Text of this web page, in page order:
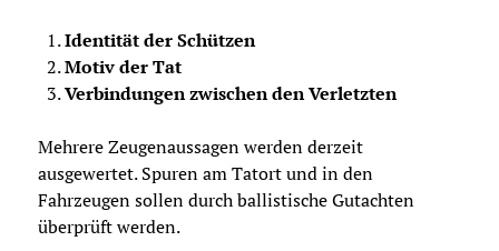
Identität der Schützen
Motiv der Tat
Verbindungen zwischen den Verletzten
Mehrere Zeugenaussagen werden derzeit
ausgewertet. Spuren am Tatort und in den
Fahrzeugen sollen durch ballistische Gutachten
überprüft werden.